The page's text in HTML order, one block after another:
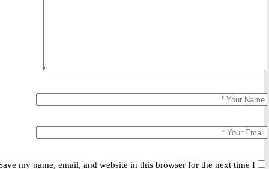
Save my name, email, and website in this browser for the next time